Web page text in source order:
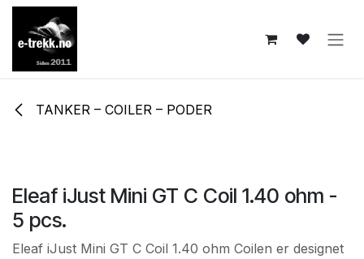
Skip to Content
TANKER – COILER – PODER
Eleaf iJust Mini GT C Coil 1.40 ohm -
5 pcs.
Eleaf iJust Mini GT C Coil 1.40 ohm Coilen er designet